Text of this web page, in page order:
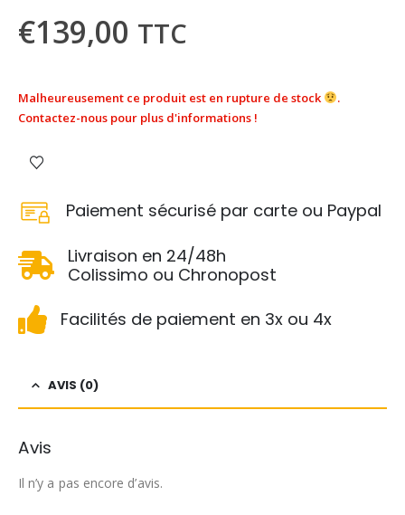
€139,00 TTC
Malheureusement ce produit est en rupture de stock
.
Contactez-nous pour plus d'informations !
Paiement sécurisé par carte ou Paypal
Livraison en 24/48h
Colissimo ou Chronopost
Facilités de paiement en 3x ou 4x
AVIS (0)
Avis
Il n’y a pas encore d’avis.